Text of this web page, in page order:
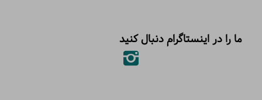
ما را در اینستاگرام دنبال کنید